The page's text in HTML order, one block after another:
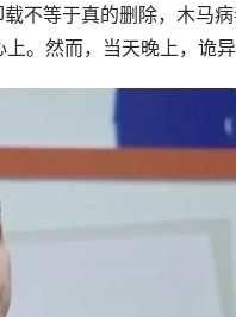
不等于真的删除，木马
。然而，当天晚上，诡异